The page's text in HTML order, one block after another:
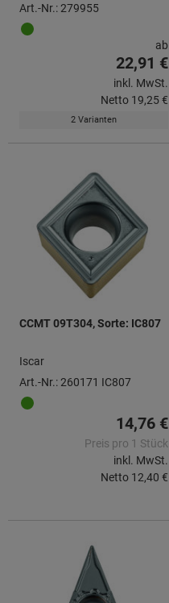
Art.-Nr.: 279955
ab
22,91 €
inkl. MwSt.
Netto 19,25 €
2 Varianten
CCMT 09T304, Sorte: IC807
Iscar
Art.-Nr.: 260171 IC807
14,76 €
Preis pro 1 Stück
inkl. MwSt.
Netto 12,40 €